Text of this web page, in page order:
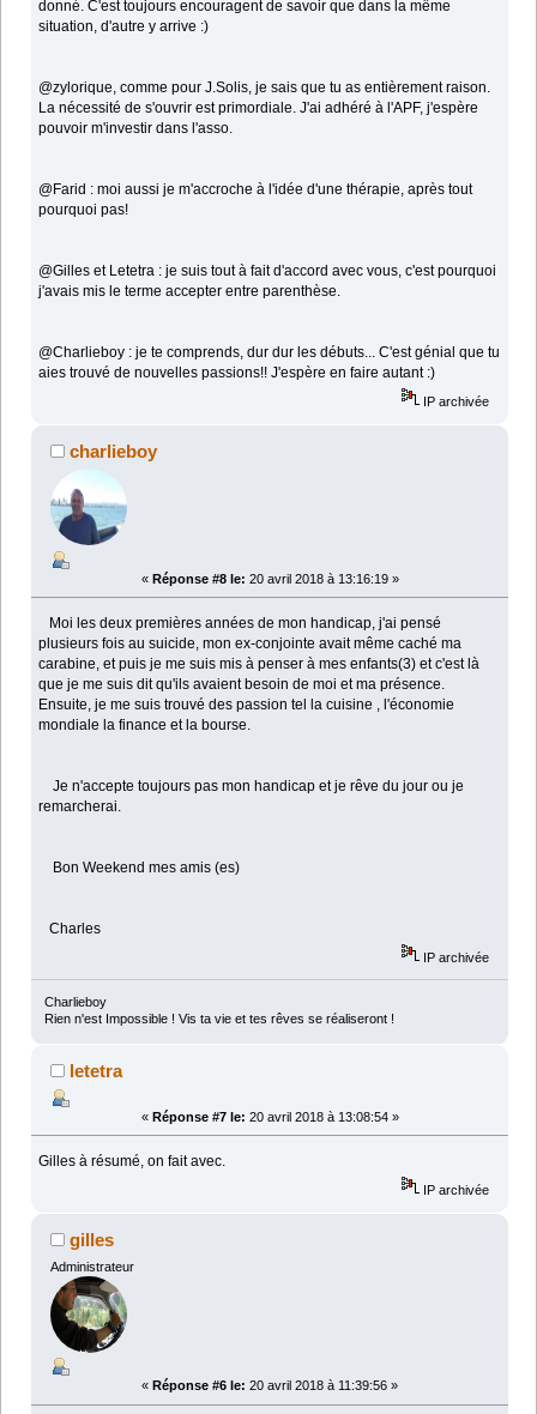
donné. C'est toujours encouragent de savoir que dans la même
situation, d'autre y arrive :)
@zylorique, comme pour J.Solis, je sais que tu as entièrement raison.
La nécessité de s'ouvrir est primordiale. J'ai adhéré à l'APF, j'espère
pouvoir m'investir dans l'asso.
@Farid : moi aussi je m'accroche à l'idée d'une thérapie, après tout
pourquoi pas!
@Gilles et Letetra : je suis tout à fait d'accord avec vous, c'est pourquoi
j'avais mis le terme accepter entre parenthèse.
@Charlieboy : je te comprends, dur dur les débuts... C'est génial que tu
aies trouvé de nouvelles passions!! J'espère en faire autant :)
IP archivée
charlieboy
« Réponse #8 le: 20 avril 2018 à 13:16:19 »
Moi les deux premières années de mon handicap, j'ai pensé
plusieurs fois au suicide, mon ex-conjointe avait même caché ma
carabine, et puis je me suis mis à penser à mes enfants(3) et c'est là
que je me suis dit qu'ils avaient besoin de moi et ma présence.
Ensuite, je me suis trouvé des passion tel la cuisine , l'économie
mondiale la finance et la bourse.
Je n'accepte toujours pas mon handicap et je rêve du jour ou je
remarcherai.
Bon Weekend mes amis (es)
Charles
IP archivée
Charlieboy
Rien n'est Impossible ! Vis ta vie et tes rêves se réaliseront !
letetra
« Réponse #7 le: 20 avril 2018 à 13:08:54 »
Gilles à résumé, on fait avec.
IP archivée
gilles
Administrateur
« Réponse #6 le: 20 avril 2018 à 11:39:56 »